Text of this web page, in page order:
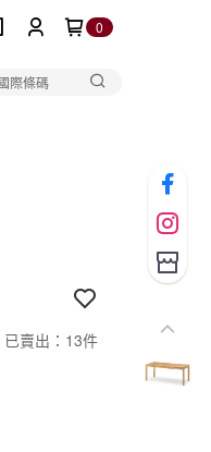
0
已賣出：13件